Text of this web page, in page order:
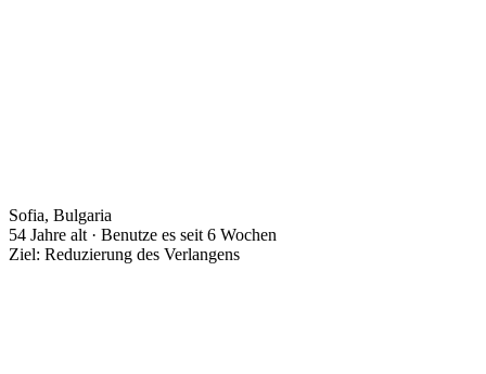
Sofia, Bulgaria
54 Jahre alt · Benutze es seit 6 Wochen
Ziel: Reduzierung des Verlangens